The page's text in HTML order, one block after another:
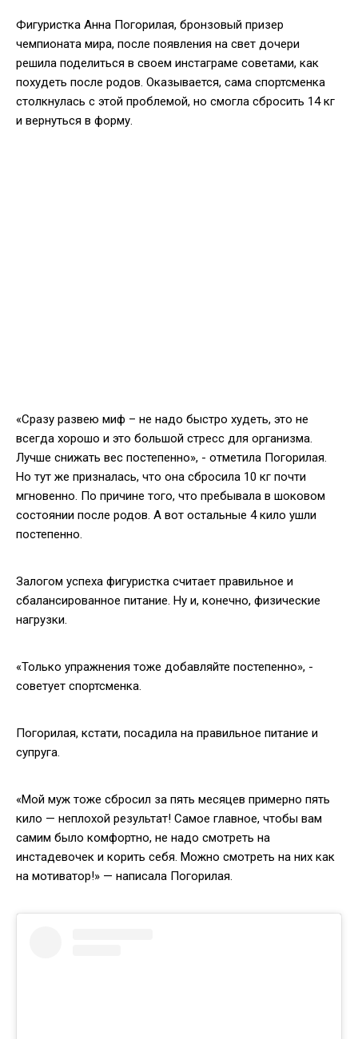
Фигуристка Анна Погорилая, бронзовый призер
чемпионата мира, после появления на свет дочери
решила поделиться в своем инстаграме советами, как
похудеть после родов. Оказывается, сама спортсменка
столкнулась с этой проблемой, но смогла сбросить 14 кг
и вернуться в форму.
«Сразу развею миф – не надо быстро худеть, это не
всегда хорошо и это большой стресс для организма.
Лучше снижать вес постепенно», - отметила Погорилая.
Но тут же призналась, что она сбросила 10 кг почти
мгновенно. По причине того, что пребывала в шоковом
состоянии после родов. А вот остальные 4 кило ушли
постепенно.
Залогом успеха фигуристка считает правильное и
сбалансированное питание. Ну и, конечно, физические
нагрузки.
«Только упражнения тоже добавляйте постепенно», -
советует спортсменка.
Погорилая, кстати, посадила на правильное питание и
супруга.
«Мой муж тоже сбросил за пять месяцев примерно пять
кило — неплохой результат! Самое главное, чтобы вам
самим было комфортно, не надо смотреть на
инстадевочек и корить себя. Можно смотреть на них как
на мотиватор!» — написала Погорилая.